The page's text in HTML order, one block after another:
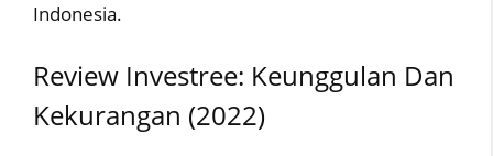
Indonesia.
Review Investree: Keunggulan Dan
Kekurangan (2022)